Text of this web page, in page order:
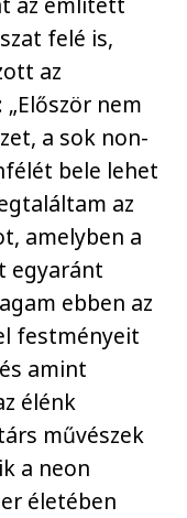
felé is,
az
nem
a sok non-
bele lehet
az
amelyben a
egyaránt
ebben az
festményeit
amint
élénk
művészek
a neon
életében